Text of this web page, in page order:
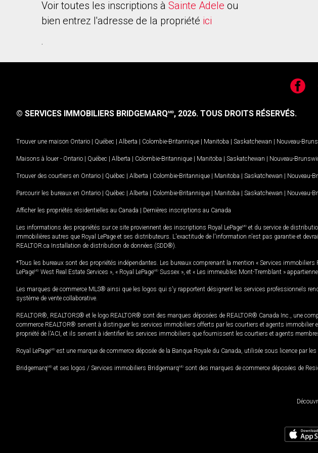
Voir toutes les inscriptions à Sainte Adele ou
bien entrez l'adresse de la propriété ici
.
© SERVICES IMMOBILIERS BRIDGEMARQMD, 2026. TOUS DROITS RÉSERVÉS.
Trouver une maison Ontario | Québec | Alberta | Colombie-Britannique | Manitoba | Saskatchewan | Nouveau-
Maisons à louer - Ontario | Québec | Alberta | Colombie-Britannique | Manitoba | Saskatchewan | Nouveau-
Trouver des courtiers en Ontario | Québec | Alberta | Colombie-Britannique | Manitoba | Saskatchewan | Nouveau-
Parcourir les bureaux en Ontario | Québec | Alberta | Colombie-Britannique | Manitoba | Saskatchewan | Nouveau-
Afficher les propriétés résidentielles au Canada | Dernières inscriptions au Canada
Les informations des propriétés sur ce site proviennent des inscriptions Royal LePageMD et du service de
immobilières autres que Royal LePage et ses distributeurs. L'exactitude de l'information n'est pas garantie et
REALTOR.ca Installation de distribution de données (SDD®).
*Tous les bureaux sont des propriétés indépendantes. Les bureaux comprenant la mention « Services immobiliers
LePageMD West Real Estate Services », « Royal LePageMD Sussex », et « Les immeubles Mont-Tremblant »
Les marques de commerce MLS® ainsi que les logos qui s'y rapportent désignent les services professionnels
système de vente collaborative.
REALTOR®, REALTORS® et le logo REALTOR® sont des marques déposées de REALTOR® Canada Inc., une
commerce REALTOR® servent à distinguer les services immobiliers offerts par les courtiers et agents
propriété de l'ACI, et ils servent à identifier les services immobiliers que fournissent les courtiers et agents
Royal LePageMD est une marque de commerce déposée de la Banque Royale du Canada, utilisée sous licence par
BridgemarqMD et ses logos / Services immobiliers BridgemarqMD sont des marques de commerce déposées de